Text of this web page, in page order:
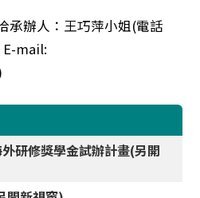
承辦人：王巧萍小姐(電話
E-mail:
研修獎學金試辦計畫(另開